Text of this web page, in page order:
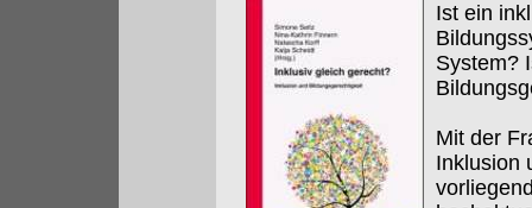
Ist ein
System?
Mit der
Inklusion